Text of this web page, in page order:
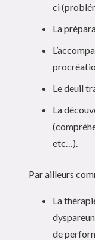
ci
La
Le deuil
La
etc…).
Par ailleurs
La
de